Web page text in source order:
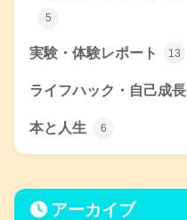
5
実験・体験レポート 13
ライフハック・自己成長
本と人生 6
アーカイブ